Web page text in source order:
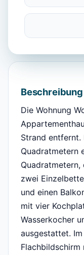
Wandern
Beschreibung
Die Wohnung
Strand
Quadratmetern
zwei
und einen
mit vier
Wasserkocher
ausgestattet.
Flachbildschirm